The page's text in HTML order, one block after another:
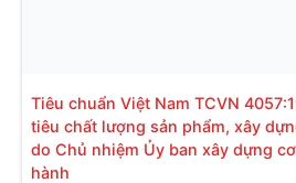
Tiêu chuẩn Việt Nam TCVN
tiêu chất lượng sản phẩm, xây
do Chủ nhiệm Ủy ban xây dựng
hành